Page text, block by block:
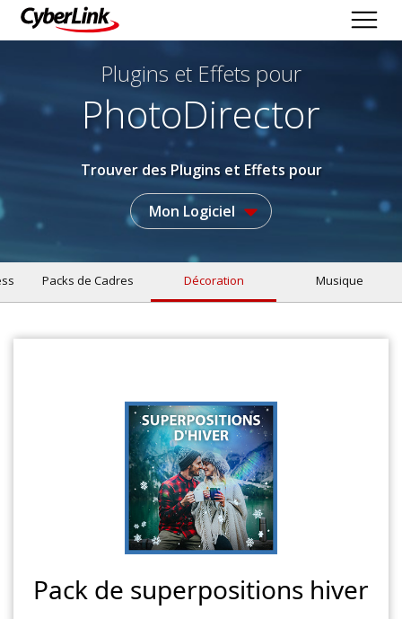
Plugins et Effets pour
PhotoDirector
Trouver des Plugins et Effets pour
Mon Logiciel
Packs de Cadres Décoration Musique
Pack de superpositions hiver